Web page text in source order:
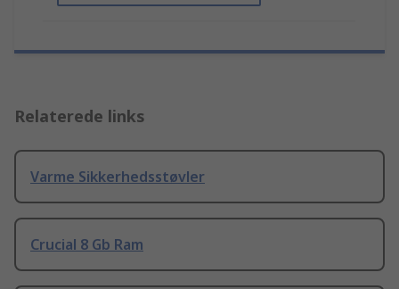
Relaterede links
Varme Sikkerhedsstøvler
Crucial 8 Gb Ram